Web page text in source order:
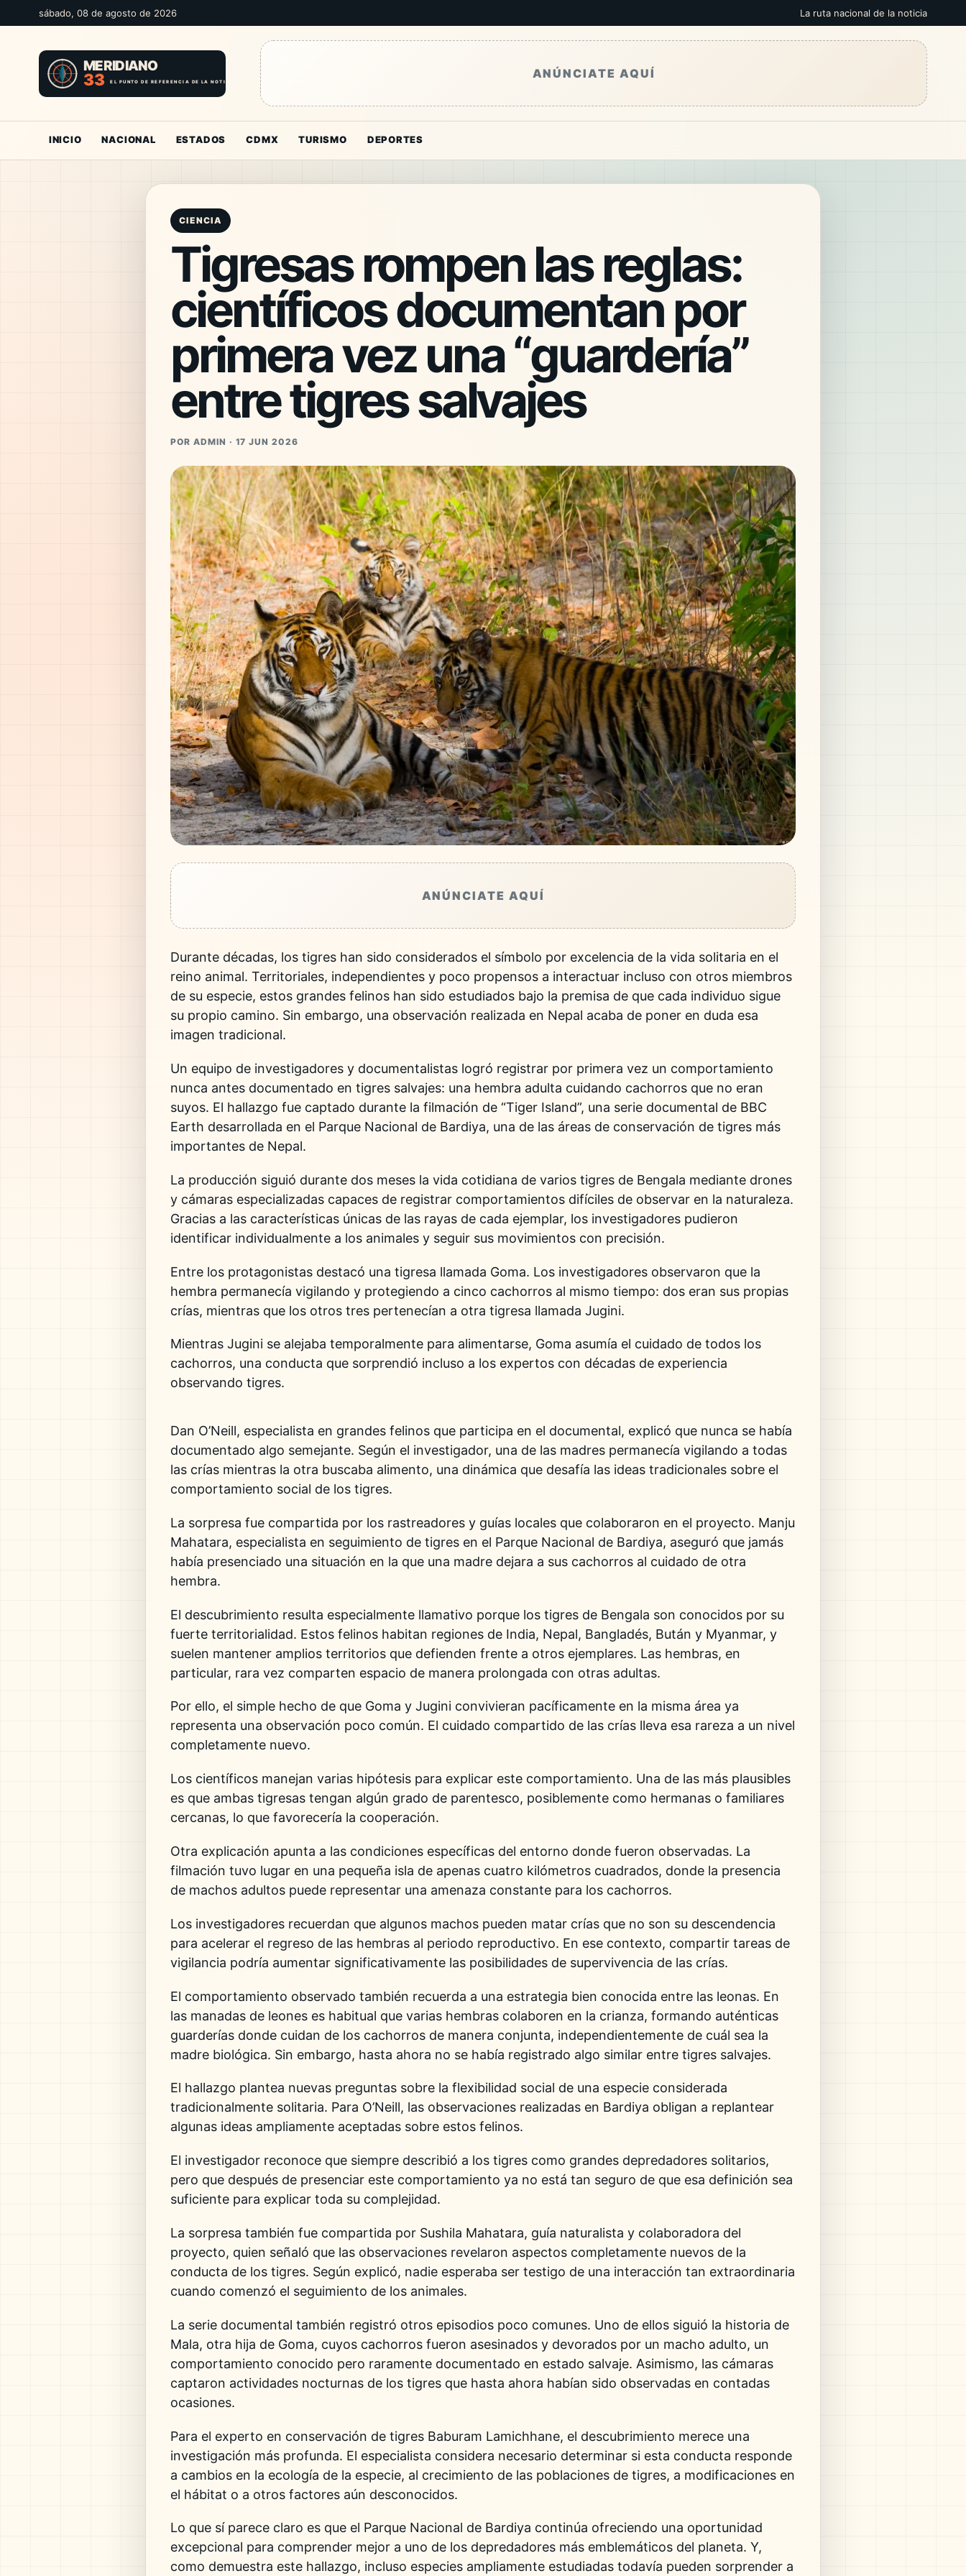
sábado, 08 de agosto de 2026 La ruta nacional de la noticia
ANÚNCIATE AQUÍ
INICIO NACIONAL ESTADOS CDMX TURISMO DEPORTES
CIENCIA
Tigresas rompen las reglas:
científicos documentan por
primera vez una “guardería”
entre tigres salvajes
POR ADMIN · 17 JUN 2026
ANÚNCIATE AQUÍ
Durante décadas, los tigres han sido considerados el símbolo por excelencia de la vida solitaria en el
reino animal. Territoriales, independientes y poco propensos a interactuar incluso con otros miembros
de su especie, estos grandes felinos han sido estudiados bajo la premisa de que cada individuo sigue
su propio camino. Sin embargo, una observación realizada en Nepal acaba de poner en duda esa
imagen tradicional.
Un equipo de investigadores y documentalistas logró registrar por primera vez un comportamiento
nunca antes documentado en tigres salvajes: una hembra adulta cuidando cachorros que no eran
suyos. El hallazgo fue captado durante la filmación de “Tiger Island”, una serie documental de BBC
Earth desarrollada en el Parque Nacional de Bardiya, una de las áreas de conservación de tigres más
importantes de Nepal.
La producción siguió durante dos meses la vida cotidiana de varios tigres de Bengala mediante drones
y cámaras especializadas capaces de registrar comportamientos difíciles de observar en la naturaleza.
Gracias a las características únicas de las rayas de cada ejemplar, los investigadores pudieron
identificar individualmente a los animales y seguir sus movimientos con precisión.
Entre los protagonistas destacó una tigresa llamada Goma. Los investigadores observaron que la
hembra permanecía vigilando y protegiendo a cinco cachorros al mismo tiempo: dos eran sus propias
crías, mientras que los otros tres pertenecían a otra tigresa llamada Jugini.
Mientras Jugini se alejaba temporalmente para alimentarse, Goma asumía el cuidado de todos los
cachorros, una conducta que sorprendió incluso a los expertos con décadas de experiencia
observando tigres.
Dan O’Neill, especialista en grandes felinos que participa en el documental, explicó que nunca se había
documentado algo semejante. Según el investigador, una de las madres permanecía vigilando a todas
las crías mientras la otra buscaba alimento, una dinámica que desafía las ideas tradicionales sobre el
comportamiento social de los tigres.
La sorpresa fue compartida por los rastreadores y guías locales que colaboraron en el proyecto. Manju
Mahatara, especialista en seguimiento de tigres en el Parque Nacional de Bardiya, aseguró que jamás
había presenciado una situación en la que una madre dejara a sus cachorros al cuidado de otra
hembra.
El descubrimiento resulta especialmente llamativo porque los tigres de Bengala son conocidos por su
fuerte territorialidad. Estos felinos habitan regiones de India, Nepal, Bangladés, Bután y Myanmar, y
suelen mantener amplios territorios que defienden frente a otros ejemplares. Las hembras, en
particular, rara vez comparten espacio de manera prolongada con otras adultas.
Por ello, el simple hecho de que Goma y Jugini convivieran pacíficamente en la misma área ya
representa una observación poco común. El cuidado compartido de las crías lleva esa rareza a un nivel
completamente nuevo.
Los científicos manejan varias hipótesis para explicar este comportamiento. Una de las más plausibles
es que ambas tigresas tengan algún grado de parentesco, posiblemente como hermanas o familiares
cercanas, lo que favorecería la cooperación.
Otra explicación apunta a las condiciones específicas del entorno donde fueron observadas. La
filmación tuvo lugar en una pequeña isla de apenas cuatro kilómetros cuadrados, donde la presencia
de machos adultos puede representar una amenaza constante para los cachorros.
Los investigadores recuerdan que algunos machos pueden matar crías que no son su descendencia
para acelerar el regreso de las hembras al periodo reproductivo. En ese contexto, compartir tareas de
vigilancia podría aumentar significativamente las posibilidades de supervivencia de las crías.
El comportamiento observado también recuerda a una estrategia bien conocida entre las leonas. En
las manadas de leones es habitual que varias hembras colaboren en la crianza, formando auténticas
guarderías donde cuidan de los cachorros de manera conjunta, independientemente de cuál sea la
madre biológica. Sin embargo, hasta ahora no se había registrado algo similar entre tigres salvajes.
El hallazgo plantea nuevas preguntas sobre la flexibilidad social de una especie considerada
tradicionalmente solitaria. Para O’Neill, las observaciones realizadas en Bardiya obligan a replantear
algunas ideas ampliamente aceptadas sobre estos felinos.
El investigador reconoce que siempre describió a los tigres como grandes depredadores solitarios,
pero que después de presenciar este comportamiento ya no está tan seguro de que esa definición sea
suficiente para explicar toda su complejidad.
La sorpresa también fue compartida por Sushila Mahatara, guía naturalista y colaboradora del
proyecto, quien señaló que las observaciones revelaron aspectos completamente nuevos de la
conducta de los tigres. Según explicó, nadie esperaba ser testigo de una interacción tan extraordinaria
cuando comenzó el seguimiento de los animales.
La serie documental también registró otros episodios poco comunes. Uno de ellos siguió la historia de
Mala, otra hija de Goma, cuyos cachorros fueron asesinados y devorados por un macho adulto, un
comportamiento conocido pero raramente documentado en estado salvaje. Asimismo, las cámaras
captaron actividades nocturnas de los tigres que hasta ahora habían sido observadas en contadas
ocasiones.
Para el experto en conservación de tigres Baburam Lamichhane, el descubrimiento merece una
investigación más profunda. El especialista considera necesario determinar si esta conducta responde
a cambios en la ecología de la especie, al crecimiento de las poblaciones de tigres, a modificaciones en
el hábitat o a otros factores aún desconocidos.
Lo que sí parece claro es que el Parque Nacional de Bardiya continúa ofreciendo una oportunidad
excepcional para comprender mejor a uno de los depredadores más emblemáticos del planeta. Y,
como demuestra este hallazgo, incluso especies ampliamente estudiadas todavía pueden sorprender a